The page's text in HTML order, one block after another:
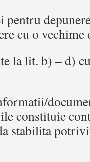
pentru
cu o vechime
la lit. b) – d)
constituie
stabilita